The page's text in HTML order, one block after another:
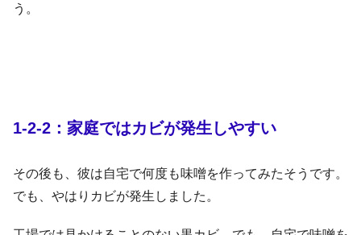
う。
1-2-2：家庭ではカビが発生しやすい
その後も、彼は自宅で何度も味噌を作ってみたそうです。
でも、やはりカビが発生しました。